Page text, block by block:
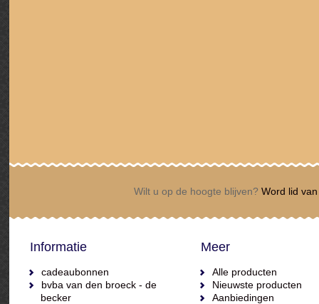
Wilt u op de hoogte blijven? Word lid
Informatie
cadeaubonnen
bvba van den broeck - de
becker
Meer
Alle producten
Nieuwste producten
Aanbiedingen